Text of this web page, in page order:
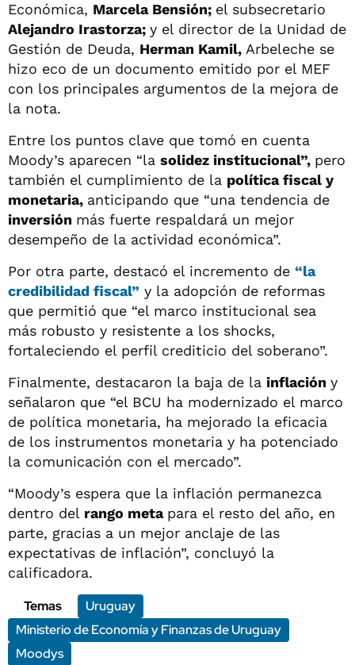
Económica, Marcela Bensión; el subsecretario
Alejandro Irastorza; y el director de la Unidad de
Gestión de Deuda, Herman Kamil, Arbeleche se
hizo eco de un documento emitido por el MEF
con los principales argumentos de la mejora de
la nota.
Entre los puntos clave que tomó en cuenta
Moody’s aparecen “la solidez institucional”, pero
también el cumplimiento de la política fiscal y
monetaria, anticipando que “una tendencia de
inversión más fuerte respaldará un mejor
desempeño de la actividad económica”.
Por otra parte, destacó el incremento de “la
credibilidad fiscal” y la adopción de reformas
que permitió que “el marco institucional sea
más robusto y resistente a los shocks,
fortaleciendo el perfil crediticio del soberano”.
Finalmente, destacaron la baja de la inflación y
señalaron que “el BCU ha modernizado el marco
de política monetaria, ha mejorado la eficacia
de los instrumentos monetaria y ha potenciado
la comunicación con el mercado”.
“Moody’s espera que la inflación permanezca
dentro del rango meta para el resto del año, en
parte, gracias a un mejor anclaje de las
expectativas de inflación”, concluyó la
calificadora.
Temas
Uruguay
Ministerio de Economía y Finanzas de Uruguay
Moodys